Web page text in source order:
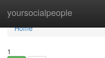
yoursocialpeople
Home
Home
1